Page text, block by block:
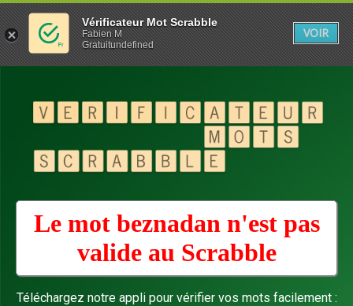
Le mot beznadan n'est pas
valide au Scrabble
Téléchargez notre appli pour vérifier vos mots facilement :
Vérificateur Mot Scrabble
Fabien M
Gratuitundefined
VOIR